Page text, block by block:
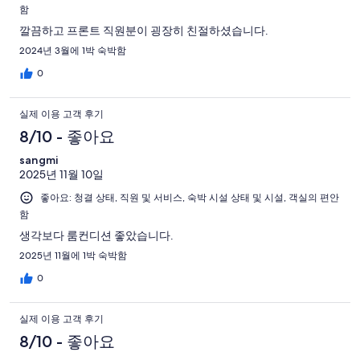
함
깔끔하고 프론트 직원분이 굉장히 친절하셨습니다.
2024년 3월에 1박 숙박함
0
실제 이용 고객 후기
8/10 - 좋아요
sangmi
2025년 11월 10일
좋아요: 청결 상태, 직원 및 서비스, 숙박 시설 상태 및 시설, 객실의 편안
함
생각보다 룸컨디션 좋았습니다.
2025년 11월에 1박 숙박함
0
실제 이용 고객 후기
8/10 - 좋아요